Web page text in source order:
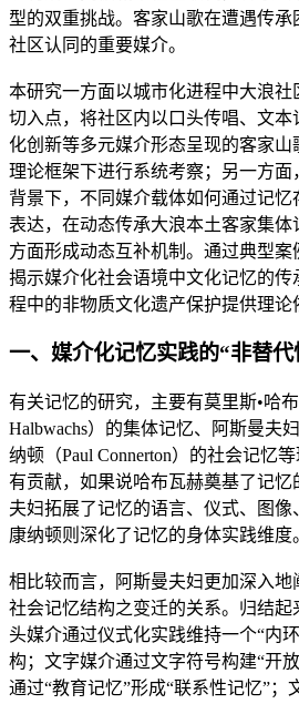
型的双重挑战。客家山歌在遭遇传
社区认同的重要媒介。
本研究一方面以城市化进程中大浪
切入点，将社区内以口头传唱、文
化创新等多元媒介形态呈现的客家
理论框架下进行系统考察；另一方面
背景下，不同媒介载体如何通过记
表达，在动态传承大浪本土客家集体
方面形成动态互补机制。通过典型
揭示媒介化社会语境中文化记忆的
程中的非物质文化遗产保护提供理论
一、媒介化记忆实践的“非替代
有关记忆的研究，主要有莫里斯•哈
Halbwachs）的集体记忆、阿斯曼夫
纳顿（Paul Connerton）的社会记忆
有贡献，如果说哈布瓦赫奠基了记
夫妇拓展了记忆的语言、仪式、图
康纳顿则深化了记忆的身体实践维度
相比较而言，阿斯曼夫妇更加深入
社会记忆结构之变迁的关系。归结起
头媒介通过仪式化实践维持一个“内
构；文字媒介通过文字符号构建“开放
通过“教育记忆”形成“联系性记忆”；